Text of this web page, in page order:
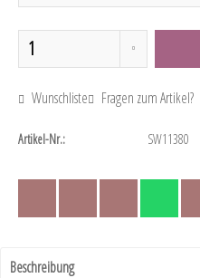
Wunschliste Fragen zum Artikel?
Artikel-Nr.: SW11380
Beschreibung